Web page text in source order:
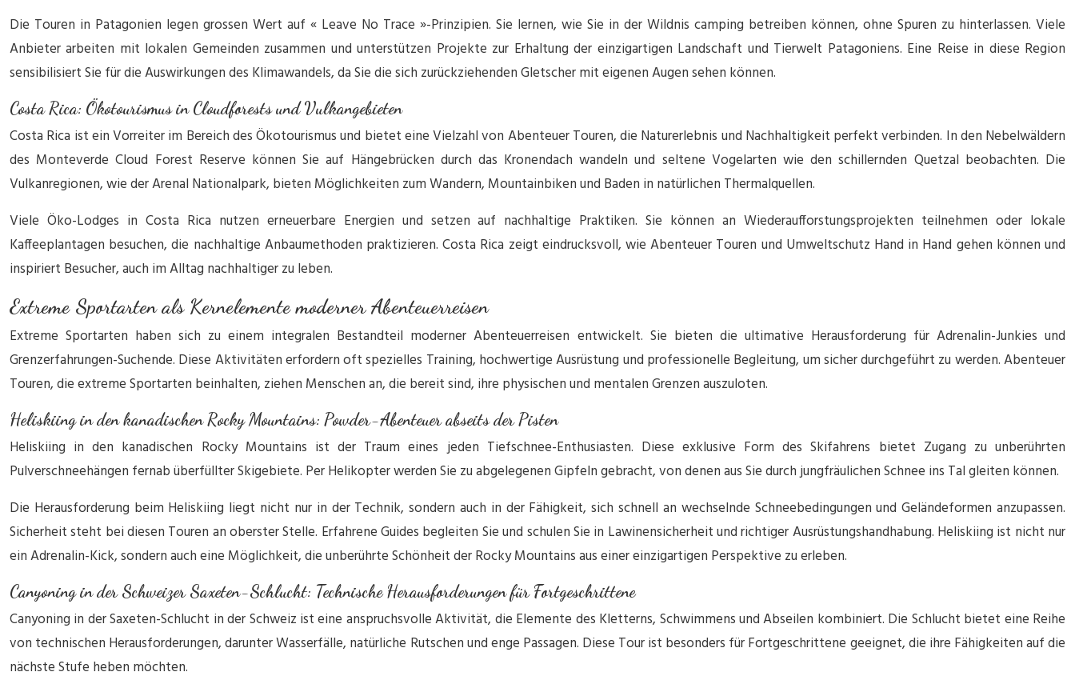
Die Touren in Patagonien legen grossen Wert auf « Leave No Trace »-Prinzipien. Sie lernen, wie Sie in der Wildnis camping betreiben können, ohne Spuren zu hinterlassen. Viele
Anbieter arbeiten mit lokalen Gemeinden zusammen und unterstützen Projekte zur Erhaltung der einzigartigen Landschaft und Tierwelt Patagoniens. Eine Reise in diese Region
sensibilisiert Sie für die Auswirkungen des Klimawandels, da Sie die sich zurückziehenden Gletscher mit eigenen Augen sehen können.
Costa Rica: Ökotourismus in Cloudforests und Vulkangebieten
Costa Rica ist ein Vorreiter im Bereich des Ökotourismus und bietet eine Vielzahl von Abenteuer Touren, die Naturerlebnis und Nachhaltigkeit perfekt verbinden. In den Nebelwäldern
des Monteverde Cloud Forest Reserve können Sie auf Hängebrücken durch das Kronendach wandeln und seltene Vogelarten wie den schillernden Quetzal beobachten. Die
Vulkanregionen, wie der Arenal Nationalpark, bieten Möglichkeiten zum Wandern, Mountainbiken und Baden in natürlichen Thermalquellen.
Viele Öko-Lodges in Costa Rica nutzen erneuerbare Energien und setzen auf nachhaltige Praktiken. Sie können an Wiederaufforstungsprojekten teilnehmen oder lokale
Kaffeeplantagen besuchen, die nachhaltige Anbaumethoden praktizieren. Costa Rica zeigt eindrucksvoll, wie Abenteuer Touren und Umweltschutz Hand in Hand gehen können und
inspiriert Besucher, auch im Alltag nachhaltiger zu leben.
Extreme Sportarten als Kernelemente moderner Abenteuerreisen
Extreme Sportarten haben sich zu einem integralen Bestandteil moderner Abenteuerreisen entwickelt. Sie bieten die ultimative Herausforderung für Adrenalin-Junkies und
Grenzerfahrungen-Suchende. Diese Aktivitäten erfordern oft spezielles Training, hochwertige Ausrüstung und professionelle Begleitung, um sicher durchgeführt zu werden. Abenteuer
Touren, die extreme Sportarten beinhalten, ziehen Menschen an, die bereit sind, ihre physischen und mentalen Grenzen auszuloten.
Heliskiing in den kanadischen Rocky Mountains: Powder-Abenteuer abseits der Pisten
Heliskiing in den kanadischen Rocky Mountains ist der Traum eines jeden Tiefschnee-Enthusiasten. Diese exklusive Form des Skifahrens bietet Zugang zu unberührten
Pulverschneehängen fernab überfüllter Skigebiete. Per Helikopter werden Sie zu abgelegenen Gipfeln gebracht, von denen aus Sie durch jungfräulichen Schnee ins Tal gleiten können.
Die Herausforderung beim Heliskiing liegt nicht nur in der Technik, sondern auch in der Fähigkeit, sich schnell an wechselnde Schneebedingungen und Geländeformen anzupassen.
Sicherheit steht bei diesen Touren an oberster Stelle. Erfahrene Guides begleiten Sie und schulen Sie in Lawinensicherheit und richtiger Ausrüstungshandhabung. Heliskiing ist nicht nur
ein Adrenalin-Kick, sondern auch eine Möglichkeit, die unberührte Schönheit der Rocky Mountains aus einer einzigartigen Perspektive zu erleben.
Canyoning in der Schweizer Saxeten-Schlucht: Technische Herausforderungen für Fortgeschrittene
Canyoning in der Saxeten-Schlucht in der Schweiz ist eine anspruchsvolle Aktivität, die Elemente des Kletterns, Schwimmens und Abseilen kombiniert. Die Schlucht bietet eine Reihe
von technischen Herausforderungen, darunter Wasserfälle, natürliche Rutschen und enge Passagen. Diese Tour ist besonders für Fortgeschrittene geeignet, die ihre Fähigkeiten auf die
nächste Stufe heben möchten.